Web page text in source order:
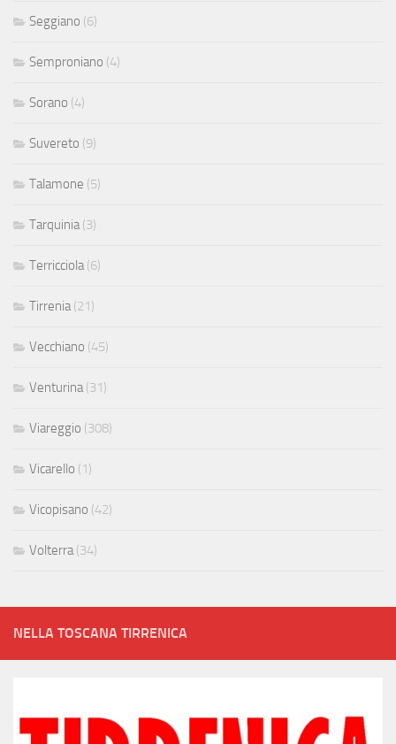
Seggiano (6)
Semproniano (4)
Sorano (4)
Suvereto (9)
Talamone (5)
Tarquinia (3)
Terricciola (6)
Tirrenia (21)
Vecchiano (45)
Venturina (31)
Viareggio (308)
Vicarello (1)
Vicopisano (42)
Volterra (34)
NELLA TOSCANA TIRRENICA